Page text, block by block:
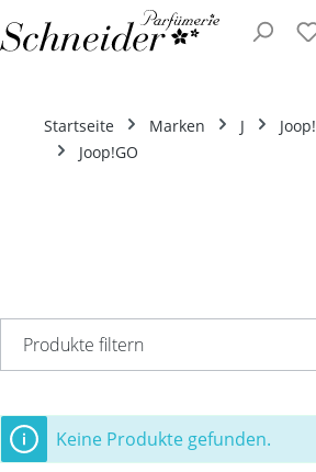
Zum Hauptinhalt springen
Startseite Marken J Joop!
Joop!GO
Produkte filtern
Keine Produkte gefunden.